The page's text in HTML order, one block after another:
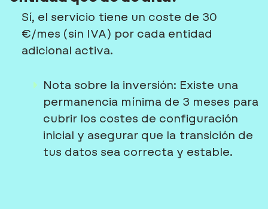
Sí, el servicio tiene un coste de 30
€/mes (sin IVA) por cada entidad
adicional activa.
Nota sobre la inversión: Existe una
permanencia mínima de 3 meses para
cubrir los costes de configuración
inicial y asegurar que la transición de
tus datos sea correcta y estable.